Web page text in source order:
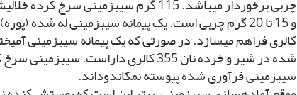
کالرى فراهم مى‏سازد. در صورتى که یک پیمانه سیب‏زمینى
شده در شیر و خرده نان 355 کالرى داراست.
سیب‏زمینى فرآورى شده پیوسته نمک‏اندوداند.